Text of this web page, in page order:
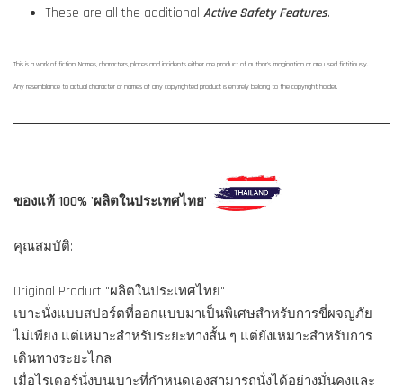
These are all the additional Active Safety Features.
This is a work of fiction. Names, characters, places and incidents either are product of author's imagination or are used fictitiously.
Any resemblance to actual character or names of any copyrighted product is entirely belong to the copyright holder.
ของแท้ 100% 'ผลิตในประเทศไทย'
คุณสมบัติ:
Original Product "ผลิตในประเทศไทย"
เบาะนั่งแบบสปอร์ตที่ออกแบบมาเป็นพิเศษสำหรับการขี่ผจญภัย
ไม่เพียง แต่เหมาะสำหรับระยะทางสั้น ๆ แต่ยังเหมาะสำหรับการ
เดินทางระยะไกล
เมื่อไรเดอร์นั่งบนเบาะที่กำหนดเองสามารถนั่งได้อย่างมั่นคงและ